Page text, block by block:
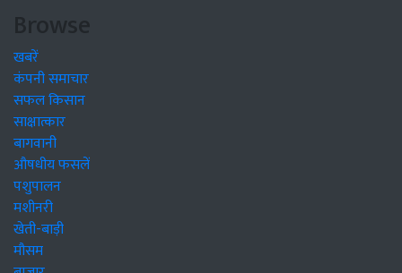
Browse
खबरें
कंपनी समाचार
सफल किसान
साक्षात्कार
बागवानी
औषधीय फसलें
पशुपालन
मशीनरी
खेती-बाड़ी
मौसम